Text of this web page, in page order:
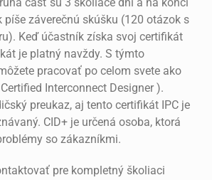
píše záverečnú skúšku (120 otázok s
Keď účastník získa svoj certifikát
je platný navždy. S týmto
pracovať po celom svete ako
Interconnect Designer ).
preukaz, aj tento certifikát IPC je
CID+ je určená osoba, ktorá
so zákazníkmi.
pre kompletný školiaci